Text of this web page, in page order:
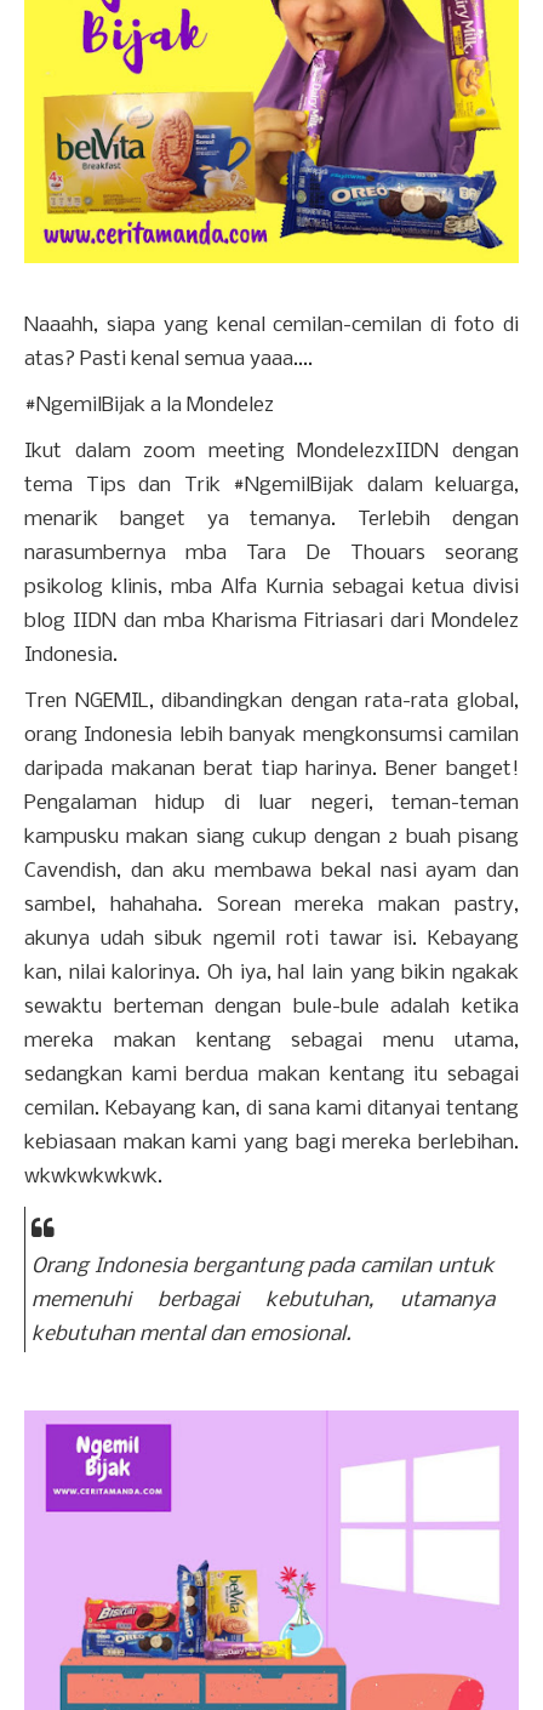
Naaahh, siapa yang kenal cemilan-cemilan di foto di
atas? Pasti kenal semua yaaa....
#NgemilBijak a la Mondelez
Ikut dalam zoom meeting MondelezxIIDN dengan
tema Tips dan Trik #NgemilBijak dalam keluarga,
menarik banget ya temanya. Terlebih dengan
narasumbernya mba Tara De Thouars seorang
psikolog klinis, mba Alfa Kurnia sebagai ketua divisi
blog IIDN dan mba Kharisma Fitriasari dari Mondelez
Indonesia.
Tren NGEMIL, dibandingkan dengan rata-rata global,
orang Indonesia lebih banyak mengkonsumsi camilan
daripada makanan berat tiap harinya. Bener banget!
Pengalaman hidup di luar negeri, teman-teman
kampusku makan siang cukup dengan 2 buah pisang
Cavendish, dan aku membawa bekal nasi ayam dan
sambel, hahahaha. Sorean mereka makan pastry,
akunya udah sibuk ngemil roti tawar isi. Kebayang
kan, nilai kalorinya. Oh iya, hal lain yang bikin ngakak
sewaktu berteman dengan bule-bule adalah ketika
mereka makan kentang sebagai menu utama,
sedangkan kami berdua makan kentang itu sebagai
cemilan. Kebayang kan, di sana kami ditanyai tentang
kebiasaan makan kami yang bagi mereka berlebihan.
wkwkwkwkwk.
Orang Indonesia bergantung pada camilan untuk
memenuhi berbagai kebutuhan, utamanya
kebutuhan mental dan emosional.